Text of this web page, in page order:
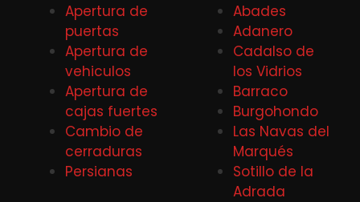
Apertura de
puertas
Apertura de
vehiculos
Apertura de
cajas fuertes
Cambio de
cerraduras
Persianas
Abades
Adanero
Cadalso de
los Vidrios
Barraco
Burgohondo
Las Navas del
Marqués
Sotillo de la
Adrada